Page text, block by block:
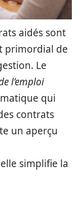
aidés sont
primordial de
Le
l’emploi
qui
contrats
un aperçu
simplifie la